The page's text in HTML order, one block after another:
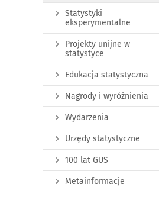
Statystyki
eksperymentalne
Projekty unijne w
statystyce
Edukacja statystyczna
Nagrody i wyróżnienia
Wydarzenia
Urzędy statystyczne
100 lat GUS
Metainformacje